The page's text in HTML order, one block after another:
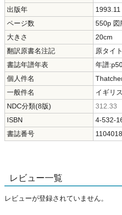
出版年
1993.11
ページ数
550p 図
大きさ
20cm
翻訳原書名注記
原タイ
書誌年譜年表
年譜
個人件名
一般件名
イギリ
NDC分類(8版)
312.33
ISBN
4-532-
書誌番号
レビュー一覧
レビューが登録されていません。